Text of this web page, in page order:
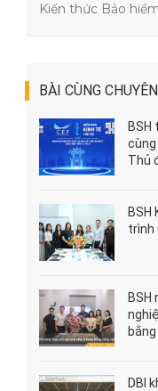
Kiến thức Bảo
BÀI CÙNG
BSH
cùng
Thủ
BSH
trình
BSH
DBI